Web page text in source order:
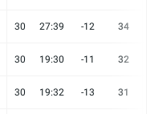
30 27:39 -12 34
30 19:30 -11 32
30 19:32 -13 31